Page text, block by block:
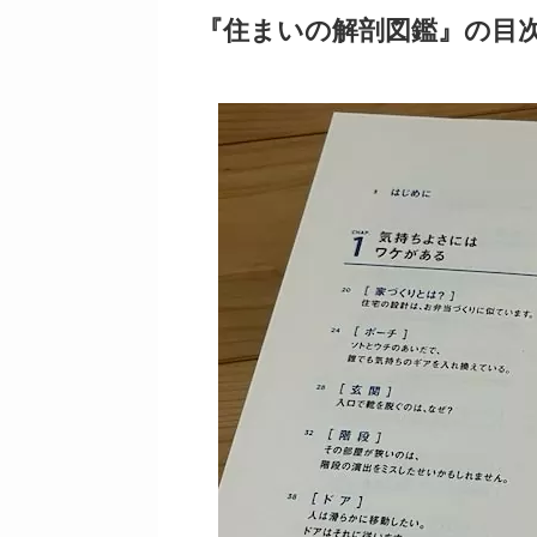
『住まいの解剖図鑑』の目